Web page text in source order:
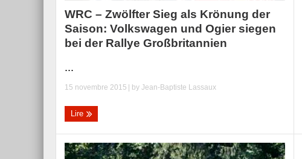
WRC – Zwölfter Sieg als Krönung der
Saison: Volkswagen und Ogier siegen
bei der Rallye Großbritannien
...
15 novembre 2015 | by Jean-Baptiste Lassaux
Lire